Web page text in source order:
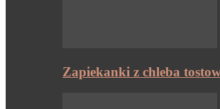
Zapiekanki z chleba